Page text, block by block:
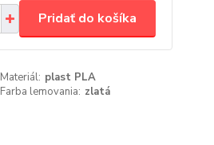
Pridať do košíka
Materiál: plast PLA
Farba lemovania: zlatá